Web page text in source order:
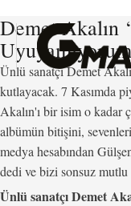
Demet Akalın
Ünlü sanatçı Demet
kutlayacak. 7 Kasımda
Akalın'ı bir isim o kadar
albümün bitişini,
medya hesabından
dedi ve bizi sonsuz
Ünlü sanatçı Demet